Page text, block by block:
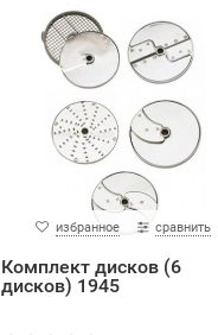
избранное сравнить
Комплект дисков (6
дисков) 1945